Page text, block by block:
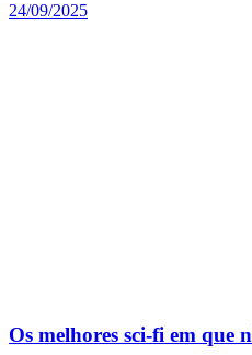
24/09/2025
Os melhores sci-fi em que